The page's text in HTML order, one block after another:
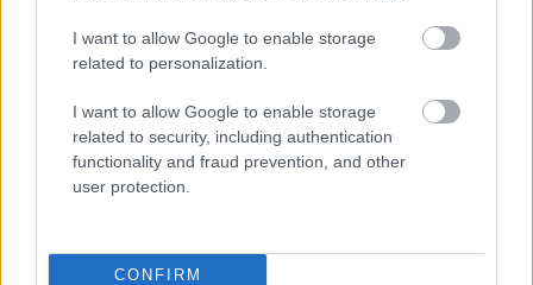
I want to allow Google to enable storage
related to personalization.
I want to allow Google to enable storage
related to security, including authentication
functionality and fraud prevention, and other
user protection.
CONFIRM